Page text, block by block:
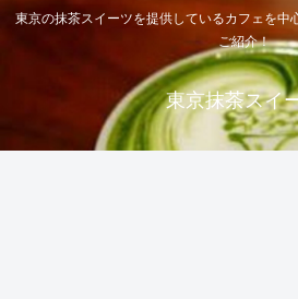
東京の抹茶スイーツを提供しているカフェを中
ご紹介！
東京抹茶スイ